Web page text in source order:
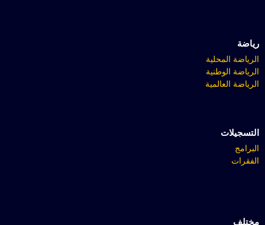
رياضة
الرياضة المحلية
الرياضة الوطنية
الرياضة العالمية
التسجيلات
البرامج
الفقرات
مختلف